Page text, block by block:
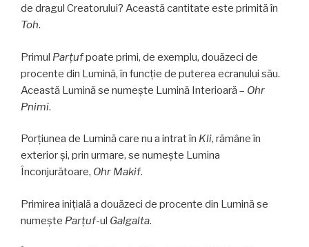
de dragul Creatorului? Această cantitate este primită în
Toh.
Primul Parţufpoate primi, de exemplu, douăzeci de
procente din Lumină, în funcție de puterea ecranului său.
Această Lumină se numește Lumină Interioară – Ohr
Pnimi.
Porțiunea de Lumină care nu a intrat în Kli, rămâne în
exterior și, prin urmare, se numește Lumina
Înconjurătoare, Ohr Makif.
Primirea inițială a douăzeci de procente din Lumină se
numește Parţuf­-ul Galgalta.